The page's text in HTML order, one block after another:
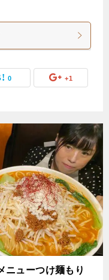
0 +1
ニューつけ麺もり